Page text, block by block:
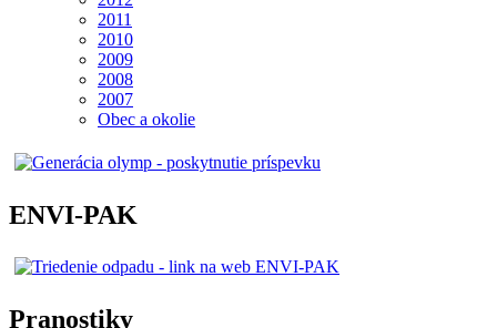
2011
2010
2009
2008
2007
Obec a okolie
ENVI-PAK
Pranostiky